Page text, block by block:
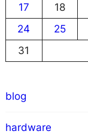
17
18
24
25
31
blog
hardware